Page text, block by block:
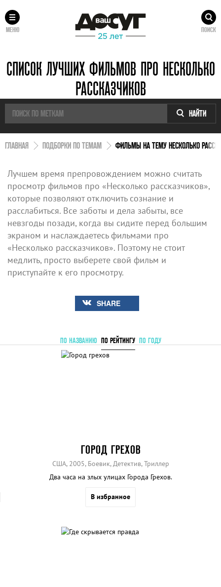
МЕНЮ ПОИСК
СПИСОК ЛУЧШИХ ФИЛЬМОВ ПРО НЕСКОЛЬКО
РАССКАЗЧИКОВ
НАЙТИ
ГЛАВНАЯ ПОДБОРКИ ПО ТЕМАМ ФИЛЬМЫ НА ТЕМУ НЕСКОЛЬКО
Лучшем время препровождением можно считать
просмотр фильмов про «Несколько рассказчиков»,
которые позволяют отключить сознание и
расслабиться. Все заботы и дела забыты, все
невзгоды позади, когда вы сидите перед большим
экраном и наслаждаетесь фильмами про
«Несколько рассказчиков». Поэтому не стоит
медлить, просто выберете свой фильм и
приступайте к его просмотру.
SHARE
ПО НАЗВАНИЮ ПО РЕЙТИНГУ ПО ГОДУ
ГОРОД ГРЕХОВ
США, 2005, Боевик, Детектив, Триллер
Два часа на злых улицах Города Грехов.
В избранное